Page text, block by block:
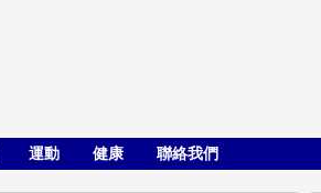
運動 健康 聯絡我們